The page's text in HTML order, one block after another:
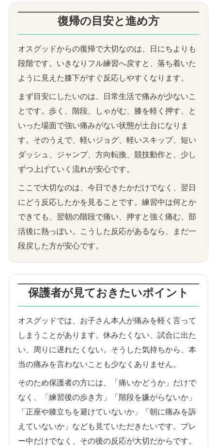
復帰の目安と進め方
オスグッドからの復帰で大切なのは、日にちよりも
段階です。いきなりフル練習へ戻すと、落ち着いた
ように見えた膝下がすぐ反応しやすくなります。
まず目安にしたいのは、日常生活で痛みが少ないこ
とです。歩く、階段、しゃがむ、膝を軽く押す、と
いった場面で強い痛みがない状態が土台になりま
す。そのうえで、軽いジョグ、軽いスキップ、短い
ダッシュ、ジャンプ、方向転換、競技動作と、少し
ずつ上げていく流れが安心です。
ここで大切なのは、今日できたかだけでなく、翌日
にどう反応したかを見ることです。練習中は何とか
できても、翌朝の階段で痛い、押すと強く痛む、部
活後に熱っぽい。こうした反応があるなら、まだ一
段戻した方が安心です。
保護者が見ておきたいポイント
オスグッドでは、お子さん本人が痛みを軽く言って
しまうことがあります。休みたくない、試合に出た
い、周りに遅れたくない。そうした気持ちから、本
当の痛みを言わないことも少なくありません。
そのため保護者の方には、「痛いかどうか」だけで
なく、「練習後の歩き方」「階段を嫌がらないか」
「正座や膝立ちを避けていないか」「朝に痛みを訴
えていないか」なども見ていただきたいです。プレ
ー中だけでなく、その後の反応が大切だからです。